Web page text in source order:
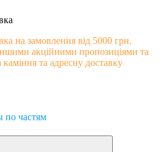
на замовлення від 5000 грн.
акційними пропозиціями та
та адресну доставку